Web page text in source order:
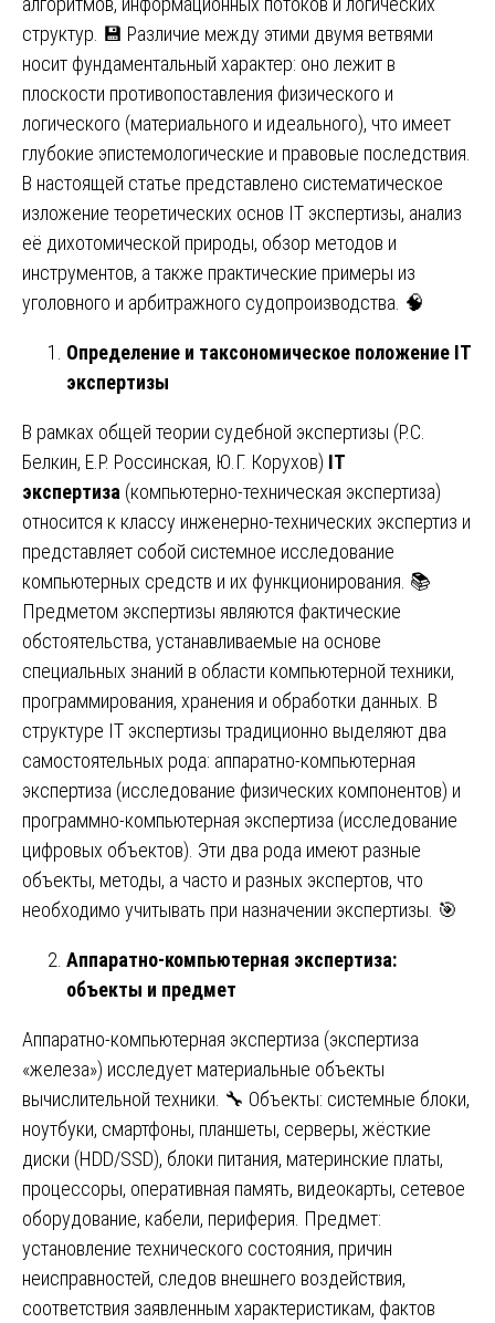
структур. 💾 Различие между этими двумя ветвями
носит фундаментальный характер: оно лежит в
плоскости противопоставления физического и
логического (материального и идеального), что имеет
глубокие эпистемологические и правовые последствия.
В настоящей статье представлено систематическое
изложение теоретических основ IT экспертизы, анализ
её дихотомической природы, обзор методов и
инструментов, а также практические примеры из
уголовного и арбитражного судопроизводства. 🧠
Определение и таксономическое положение IT
экспертизы
В рамках общей теории судебной экспертизы (Р.С.
Белкин, Е.Р. Россинская, Ю.Г. Корухов) IT
экспертиза (компьютерно-техническая экспертиза)
относится к классу инженерно-технических экспертиз и
представляет собой системное исследование
компьютерных средств и их функционирования. 📚
Предметом экспертизы являются фактические
обстоятельства, устанавливаемые на основе
специальных знаний в области компьютерной техники,
программирования, хранения и обработки данных. В
структуре IT экспертизы традиционно выделяют два
самостоятельных рода: аппаратно-компьютерная
экспертиза (исследование физических компонентов) и
программно-компьютерная экспертиза (исследование
цифровых объектов). Эти два рода имеют разные
объекты, методы, а часто и разных экспертов, что
необходимо учитывать при назначении экспертизы. 🎯
Аппаратно-компьютерная экспертиза:
объекты и предмет
Аппаратно-компьютерная экспертиза (экспертиза
«железа») исследует материальные объекты
вычислительной техники. 🔧 Объекты: системные блоки,
ноутбуки, смартфоны, планшеты, серверы, жёсткие
диски (HDD/SSD), блоки питания, материнские платы,
процессоры, оперативная память, видеокарты, сетевое
оборудование, кабели, периферия. Предмет:
установление технического состояния, причин
неисправностей, следов внешнего воздействия,
соответствия заявленным характеристикам, фактов